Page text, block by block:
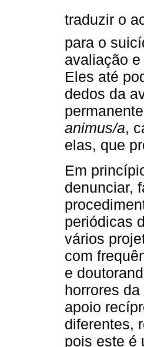
traduzir o
para o
avaliação
Eles até
dedos da
animus/a,
elas, que
Em
denunciar,
periódicas
vários
com
e
horrores
apoio
diferentes,
pois este é